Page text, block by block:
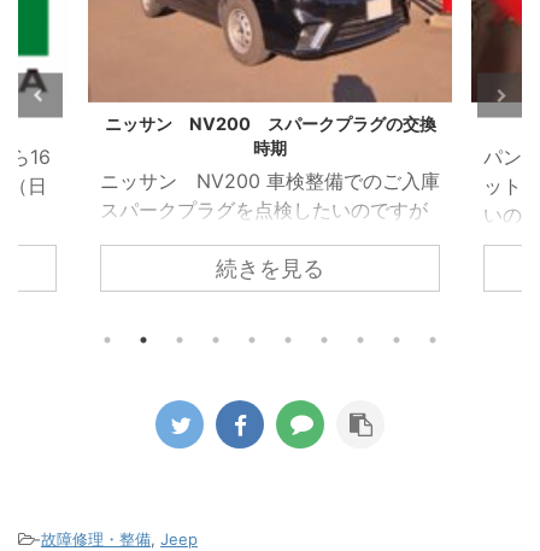
交換
入庫
ール
しか
ませ
応急パンク修理の後は
パンクをしたので車載のパンク修理キ
ットで直したがこのまま乗り続けて良
いのかとのお電話がありました。 車載
のパンク修理キットはあくまでも応急
的に使うものなのでパンク修理箇所の
伝えしてご来店いただきました。 昨今
しています。 修理剤を使用したタイヤ
がどのようになっているか診ていきま
が大量に出てきます。 この液剤がパン
続きを見る
VW
VW
受け
れた
れて
-故障修理・整備, Jeep